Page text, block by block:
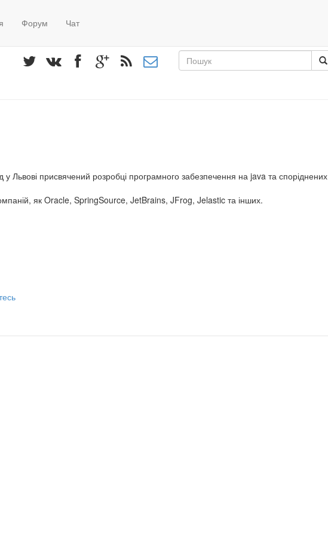
Форум Чат
Пошукова
Львові присвячений розробці програмного забезпечення на java та споріднених
як Oracle, SpringSource, JetBrains, JFrog, Jelastic та інших.